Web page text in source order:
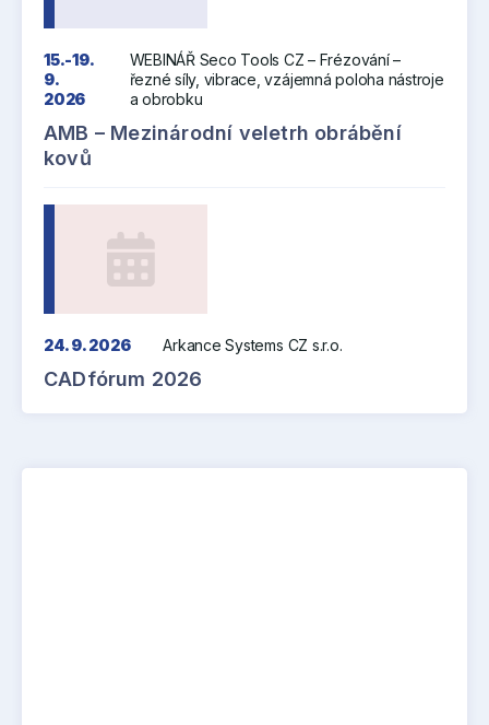
15.-19.
9.
2026
WEBINÁŘ Seco Tools CZ – Frézování –
řezné síly, vibrace, vzájemná poloha nástroje
a obrobku
AMB – Mezinárodní veletrh obrábění
kovů
24. 9. 2026 Arkance Systems CZ s.r.o.
CADfórum 2026